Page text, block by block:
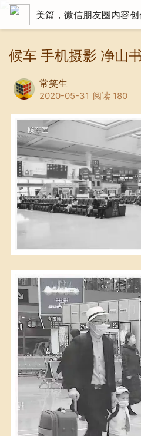
美篇，微信朋友圈内容
候车 手机摄影 净山
常笑生
2020-05-31 阅读 180